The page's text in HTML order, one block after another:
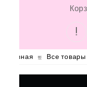
Главная Все товары